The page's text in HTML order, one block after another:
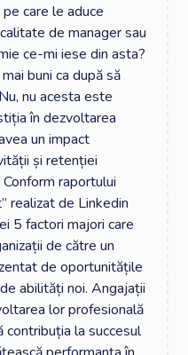
care le aduce
de manager sau
ce-mi iese din asta?
buni ca după să
nu acesta este
în dezvoltarea
un impact
și retenției
raportului
realizat de Linkedin
5 factori majori care
de către un
de oportunitățile
abilități noi. Angajații
lor profesională
contribuția la succesul